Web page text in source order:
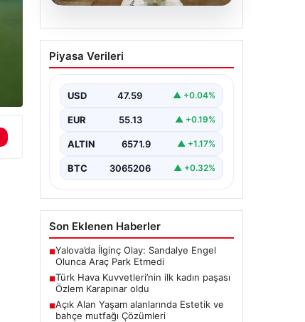
Türk Hava Kuvvetleri’nin
ilk kadın paşası Özlem
Piyasa Verileri
USD 47.59 ▲ +0.04%
EUR 55.13 ▲ +0.19%
ALTIN 6571.9 ▲ +1.17%
BTC 3065206 ▲ +0.32%
Son Eklenen Haberler
■Yalova’da İlginç Olay: Sandalye Engel
Olunca Araç Park Etmedi
■Türk Hava Kuvvetleri’nin ilk kadın paşası
Özlem Karapınar oldu
■Açık Alan Yaşam alanlarında Estetik ve
bahçe mutfağı Çözümleri